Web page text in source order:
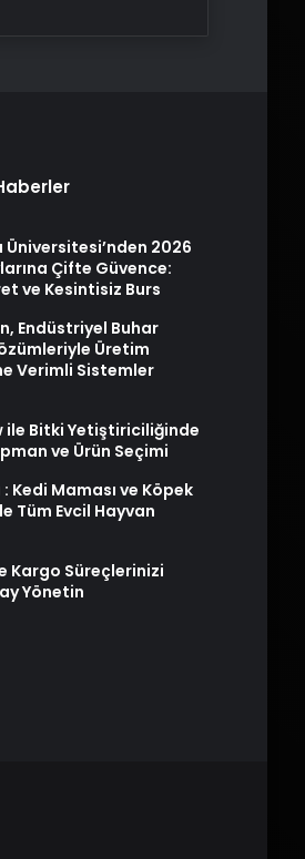
Üniversitesi’nden 2026
Çifte Güvence:
ve Kesintisiz Burs
Endüstriyel Buhar
Üretim
Verimli Sistemler
ile Bitki Yetiştiriciliğinde
ve Ürün Seçimi
Kedi Maması ve Köpek
Tüm Evcil Hayvan
Kargo Süreçlerinizi
Yönetin